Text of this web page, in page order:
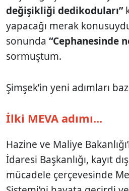
değişikliği dedikoduları”
yapacağı merak
sonunda “Cephanesinde
sormuştum.
Şimşek’in yeni adımları
İlki MEVA adımı...
Hazine ve Maliye
İdaresi Başkanlığı, kayıt
mücadele çerçevesinde